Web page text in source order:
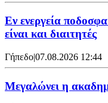
Εν ενεργεία
είναι και διαιτητές
Γήπεδο|07.08.2026 12:44
Μεγαλώνει η